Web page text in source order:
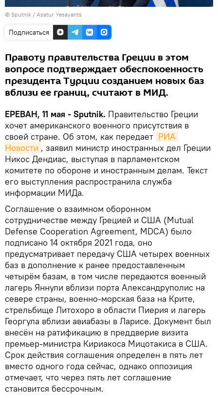
© Sputnik / Asatur Yesayants
Подписаться
Правоту правительства Греции в этом
вопросе подтверждает обеспокоенность
президента Турции созданием новых баз
вблизи ее границ, считают в МИД.
ЕРЕВАН, 11 мая - Sputnik. Правительство Греции
хочет американского военного присутствия в
своей стране․ Об этом, как передает РИА
Новости , заявил министр иностранных дел Греции
Никос Дендиас, выступая в парламентском
комитете по обороне и иностранным делам. Текст
его выступления распространила служба
информации МИДа.
Соглашение о взаимном оборонном
сотрудничестве между Грецией и США (Mutual
Defense Cooperation Agreement, MDCA) было
подписано 14 октября 2021 года, оно
предусматривает передачу США четырех военных
баз в дополнение к ранее предоставленным
четырём базам, в том числе передаются военный
лагерь Яннули вблизи порта Александруполис на
севере страны, военно-морская база на Крите,
стрельбище Литохоро в области Пиерия и лагерь
Георгула вблизи авиабазы в Ларисе. Документ был
внесён на ратификацию в преддверие визита
премьер-министра Кириакоса Мицотакиса в США.
Срок действия соглашения определен в пять лет
вместо одного года сейчас, однако оппозиция
отмечает, что через пять лет соглашение
становится бессрочным.